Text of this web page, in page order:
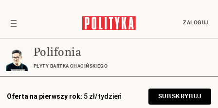
ZALOGUJ
Polifonia
PŁYTY BARTKA CHACIŃSKIEGO
Oferta na pierwszy rok: 5 zł/tydzień SUBSKRYBUJ